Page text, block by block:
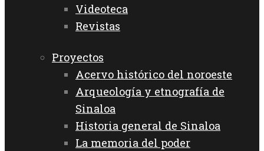
Videoteca
Revistas
Proyectos
Acervo histórico del noroeste
Arqueología y etnografía de
Sinaloa
Historia general de Sinaloa
La memoria del poder